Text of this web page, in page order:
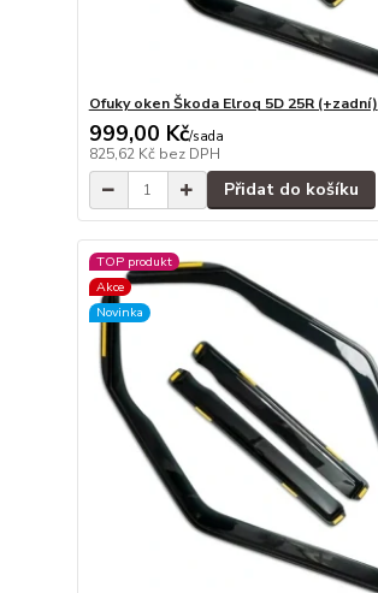
Ofuky oken Škoda Elroq 5D 25R (+zadní)
999,00 Kč/sada
825,62 Kč bez DPH
Přidat do košíku
TOP produkt
Akce
Novinka